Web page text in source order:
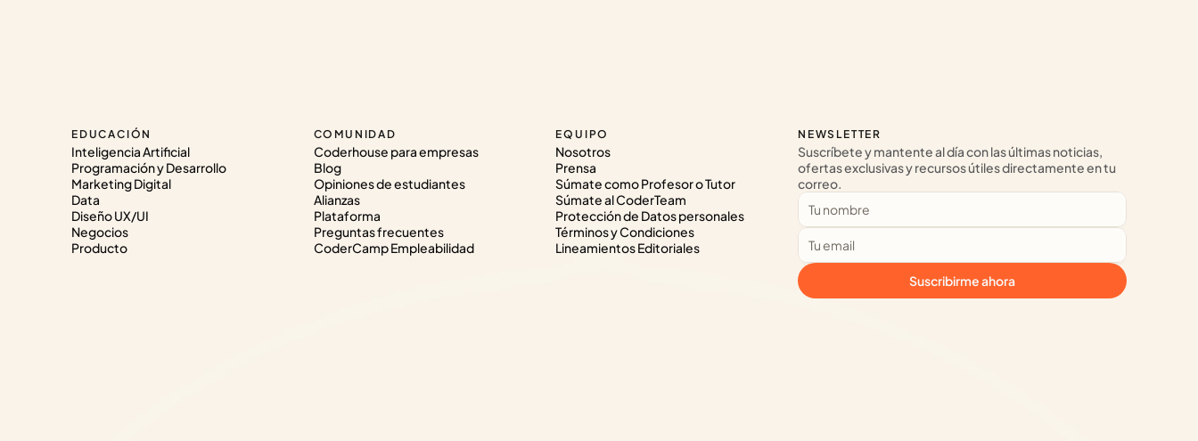
EDUCACIÓN
Inteligencia Artificial
Programación y Desarrollo
Marketing Digital
Data
Diseño UX/UI
Negocios
Producto
COMUNIDAD
Coderhouse para empresas
Blog
Opiniones de estudiantes
Alianzas
Plataforma
Preguntas frecuentes
CoderCamp Empleabilidad
EQUIPO
Nosotros
Prensa
Súmate como Profesor o Tutor
Súmate al CoderTeam
Protección de Datos personales
Términos y Condiciones
Lineamientos Editoriales
NEWSLETTER
Suscríbete y mantente al día con las últimas noticias,
ofertas exclusivas y recursos útiles directamente en tu
correo.
Suscribirme ahora